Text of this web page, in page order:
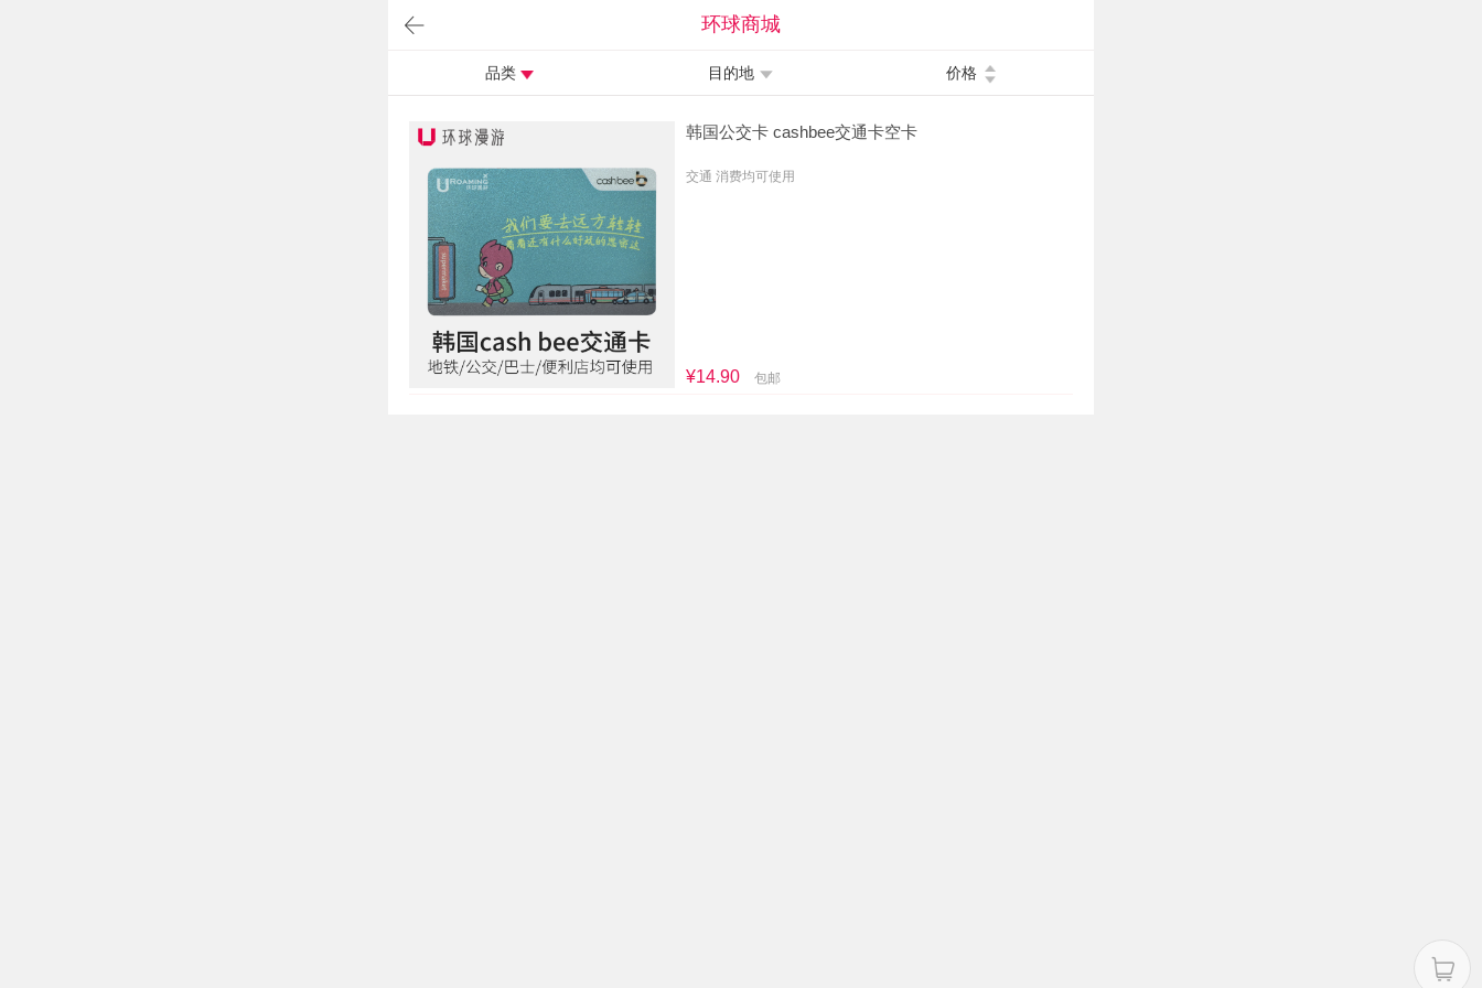
环球商城
品类 目的地 价格
韩国公交卡 cashbee交通卡空卡
交通 消费均可使用
¥14.90 包邮